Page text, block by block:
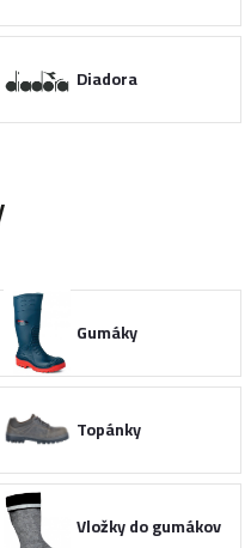
Diadora
Gumáky
Topánky
Vložky do gumákov